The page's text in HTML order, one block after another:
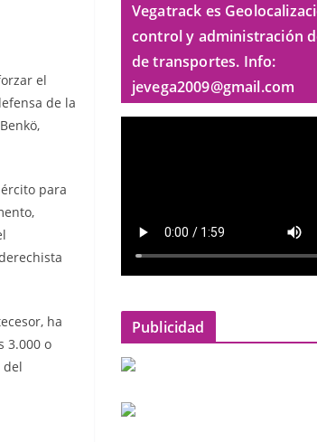
el
de la
para
ha
3.000 o
del
Vegatrack es
control y administración
de transportes. Info:
jevega2009@gmail.com
Publicidad